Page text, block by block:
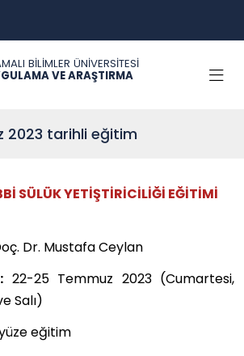
BİLİMLER ÜNİVERSİTESİ
VE ARAŞTIRMA
2023 tarihli eğitim
SÜLÜK YETİŞTİRİCİLİĞİ EĞİTİMİ
Dr. Mustafa Ceylan
22-25 Temmuz 2023 (Cumartesi,
Salı)
eğitim